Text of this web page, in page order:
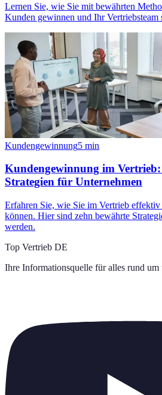
Lernen Sie, wie Sie mit bewährten
Kunden gewinnen und Ihr Vertriebsteam
Kundengewinnung5 min
Kundengewinnung im
Strategien für Unternehmen
Erfahren Sie, wie Sie im Vertrieb
können. Hier sind zehn bewährte
werden.
Top Vertrieb DE
Ihre Informationsquelle für alles rund um